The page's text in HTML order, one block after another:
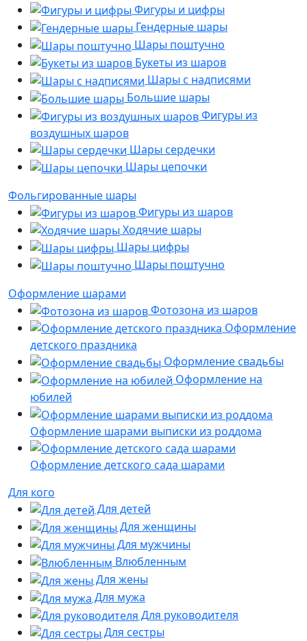
Фигуры и цифры
Гендерные шары
Шары поштучно
Букеты из шаров
Шары с надписями
Большие шары
Фигуры из
воздушных шаров
Шары сердечки
Шары цепочки
Фольгированные шары
Фигуры из шаров
Ходячие шары
Шары цифры
Шары поштучно
Оформление шарами
Фотозона из шаров
Оформление
детского праздника
Оформление свадьбы
Оформление на
юбилей
Оформление шарами выписки из роддома
Оформление детского сада шарами
Для кого
Для детей
Для женщины
Для мужчины
Влюбленным
Для жены
Для мужа
Для руководителя
Для сестры